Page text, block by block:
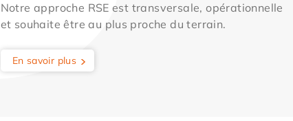
Notre approche RSE est transversale, opérationnelle
et souhaite être au plus proche du terrain.
En savoir plus